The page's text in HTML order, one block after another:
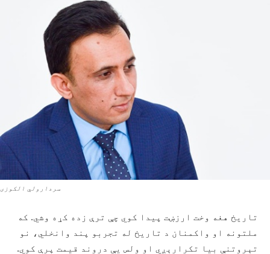
سردارولي الکوزی
تاریخ هغه وخت ارزښت پیدا کوي چې ترې زده کړه وشي. که
ملتونه او واکمنان د تاریخ له تجربو پند وانخلي، نو
تېروتنې بیا تکرارېږي او ولس یې دروند قیمت پرې کوي.